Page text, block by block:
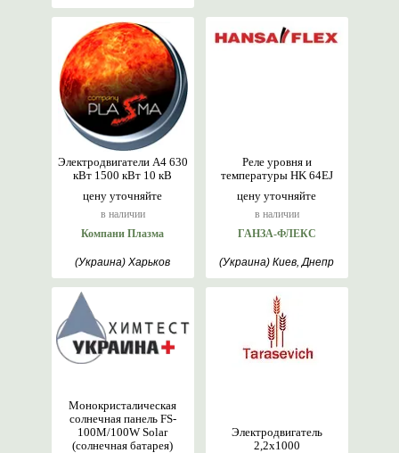
цену уточняйте
в наличии
Электродвигатели А4 630
кВт 1500 кВт 10 кВ
Компани Плазма
(Украина) Харьков
цену уточняйте
в наличии
Реле уровня и
температуры HK 64EJ
ГАНЗА-ФЛЕКС
(Украина) Киев, Днепр
Монокристалическая
солнечная панель FS-
100M/100W Solar
(солнечная батарея)
Электродвигатель
2,2х1000